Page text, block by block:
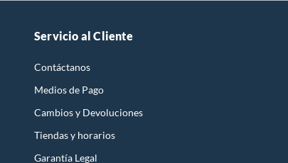
Servicio al Cliente
Contáctanos
Medios de Pago
Cambios y Devoluciones
Tiendas y horarios
Garantía Legal